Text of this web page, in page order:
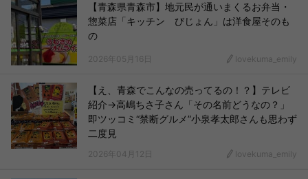
【青森県青森市】地元民が通いまくるお弁当・
惣菜店「キッチン びじょん」は洋食屋そのも
の
2026年05月16日 lovekuma_emily
【え、青森でこんなの売ってるの！？】テレビ
紹介→高嶋ちさ子さん「その名前どうなの？」
即ツッコミ“禁断グルメ”小泉孝太郎さんも思わず
二度見
2026年04月12日 lovekuma_emily